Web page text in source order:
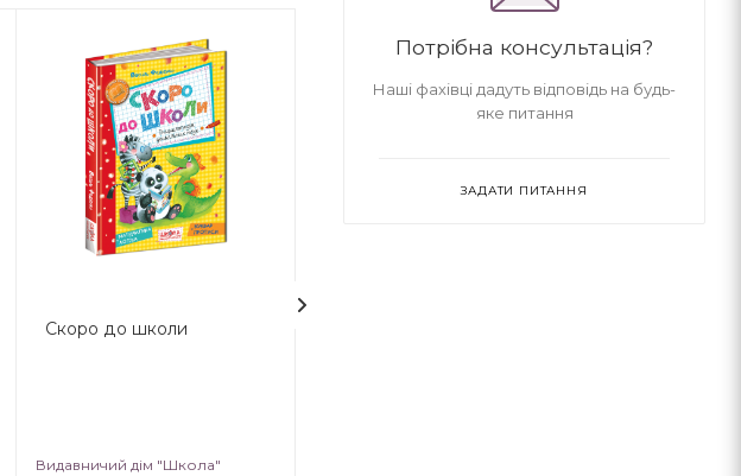
Скоро до школи
Видавничий дім "Школа"
Потрібна консультація?
Наші фахівці дадуть відповідь на будь-
яке питання
ЗАДАТИ ПИТАННЯ